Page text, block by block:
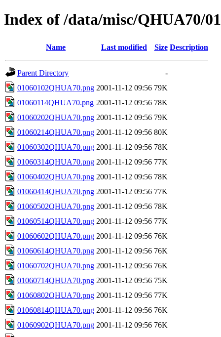
Index of /data/misc/QHUA70/
Name Last modified Size Description
Parent Directory
-
01060102QHUA70.png 2001-11-12 09:56 79K
01060114QHUA70.png 2001-11-12 09:56 78K
01060202QHUA70.png 2001-11-12 09:56 79K
01060214QHUA70.png 2001-11-12 09:56 80K
01060302QHUA70.png 2001-11-12 09:56 78K
01060314QHUA70.png 2001-11-12 09:56 77K
01060402QHUA70.png 2001-11-12 09:56 78K
01060414QHUA70.png 2001-11-12 09:56 77K
01060502QHUA70.png 2001-11-12 09:56 78K
01060514QHUA70.png 2001-11-12 09:56 77K
01060602QHUA70.png 2001-11-12 09:56 76K
01060614QHUA70.png 2001-11-12 09:56 76K
01060702QHUA70.png 2001-11-12 09:56 76K
01060714QHUA70.png 2001-11-12 09:56 75K
01060802QHUA70.png 2001-11-12 09:56 77K
01060814QHUA70.png 2001-11-12 09:56 76K
01060902QHUA70.png 2001-11-12 09:56 76K